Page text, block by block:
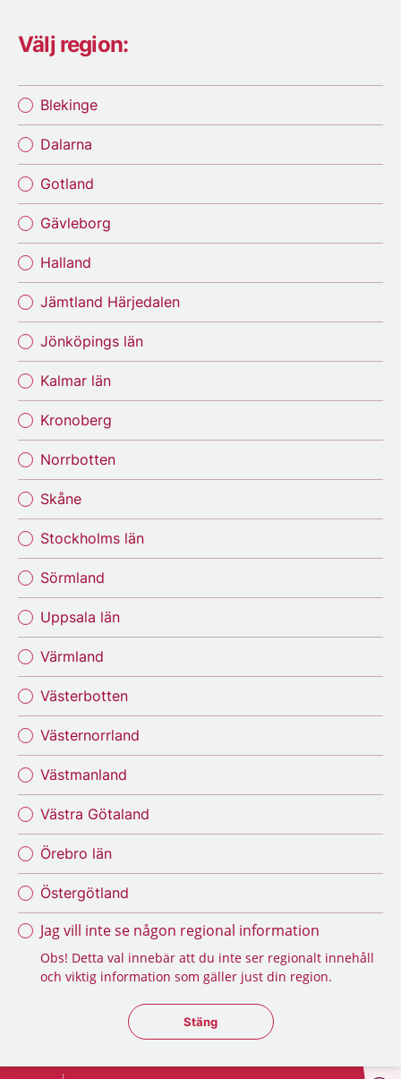
Välj region:
Blekinge
Dalarna
Gotland
Gävleborg
Halland
Jämtland Härjedalen
Jönköpings län
Kalmar län
Kronoberg
Norrbotten
Skåne
Stockholms län
Sörmland
Uppsala län
Värmland
Västerbotten
Västernorrland
Västmanland
Västra Götaland
Örebro län
Östergötland
Jag vill inte se någon regional information
Obs! Detta val innebär att du inte ser regionalt innehåll
och viktig information som gäller just din region.
Stäng regionsväljaren
Stäng